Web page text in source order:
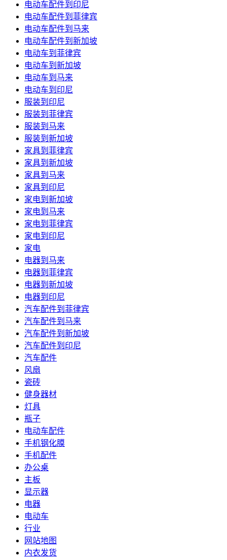
电动车配件到印尼
电动车配件到菲律宾
电动车配件到马来
电动车配件到新加坡
电动车到菲律宾
电动车到新加坡
电动车到马来
电动车到印尼
服装到印尼
服装到菲律宾
服装到马来
服装到新加坡
家具到菲律宾
家具到新加坡
家具到马来
家具到印尼
家电到新加坡
家电到马来
家电到菲律宾
家电到印尼
家电
电器到马来
电器到菲律宾
电器到新加坡
电器到印尼
汽车配件到菲律宾
汽车配件到马来
汽车配件到新加坡
汽车配件到印尼
汽车配件
风扇
瓷砖
健身器材
灯具
瓶子
电动车配件
手机钢化膜
手机配件
办公桌
主板
显示器
电器
电动车
行业
网站地图
内衣发货